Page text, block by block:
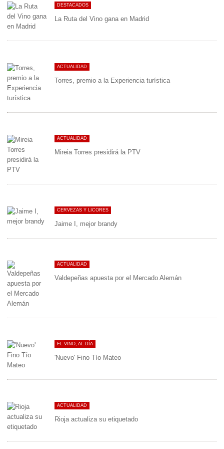
DESTACADOS
La Ruta del Vino gana en Madrid
ACTUALIDAD
Torres, premio a la Experiencia turística
ACTUALIDAD
Mireia Torres presidirá la PTV
CERVEZAS Y LICORES
Jaime I, mejor brandy
ACTUALIDAD
Valdepeñas apuesta por el Mercado Alemán
EL VINO, AL DÍA
'Nuevo' Fino Tío Mateo
ACTUALIDAD
Rioja actualiza su etiquetado